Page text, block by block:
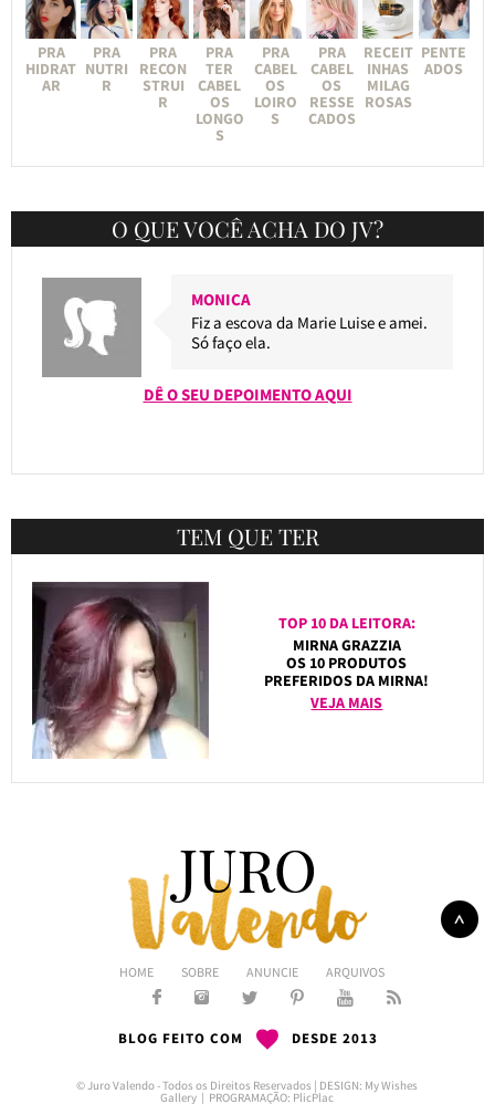
PRA
HIDRAT
AR
PRA
NUTRI
R
PRA
RECON
STRUI
R
PRA
TER
CABEL
OS
LONGO
S
PRA
CABEL
OS
LOIRO
S
PRA
CABEL
OS
RESSE
CADOS
RECEIT
INHAS
MILAG
ROSAS
PENTE
ADOS
O QUE VOCÊ ACHA DO JV?
MONICA
Fiz a escova da Marie Luise e amei.
Só faço ela.
DÊ O SEU DEPOIMENTO AQUI
TEM QUE TER
TOP 10 DA LEITORA:
MIRNA GRAZZIA
OS 10 PRODUTOS
PREFERIDOS DA MIRNA!
VEJA MAIS
HOME SOBRE ANUNCIE ARQUIVOS
BLOG FEITO COM DESDE 2013
© Juro Valendo - Todos os Direitos Reservados | DESIGN: My Wishes
Gallery | PROGRAMAÇÃO: PlicPlac